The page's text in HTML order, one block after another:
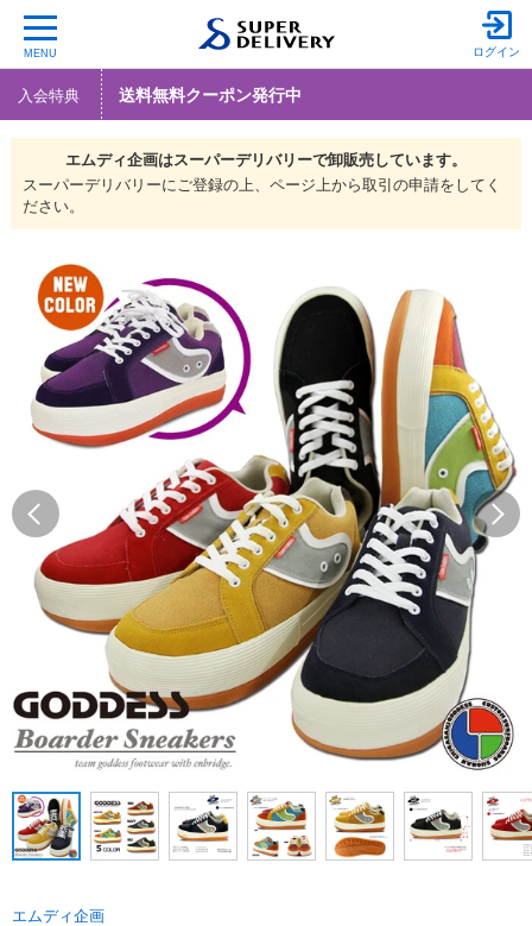
MENU ログイン
入会特典 送料無料クーポン発行中
エムディ企画はスーパーデリバリーで卸販売しています。
スーパーデリバリーにご登録の上、ページ上から取引の申請をしてく
ださい。
エムディ企画